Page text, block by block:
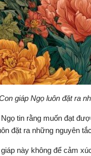
giáp Ngọ luôn đặt ra
Ngọ tin rằng muốn đạt
đặt ra những nguyên
này không để cảm